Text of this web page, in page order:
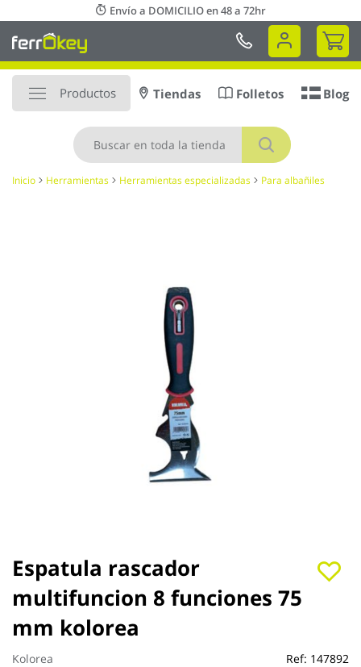
al
contenido
Envío a DOMICILIO en 48 a 72hr
Mi
Productos
Buscar
Tiendas Folletos Blog
Inicio Herramientas Herramientas especializadas Para albañiles
Espatula rascador
multifuncion 8 funciones 75
mm kolorea
Kolorea Ref: 147892
Saltar
al
comienzo
de
la
galería
de